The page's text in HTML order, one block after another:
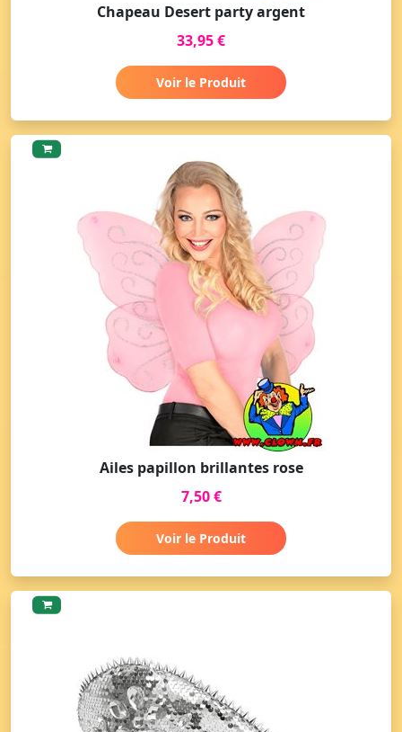
Chapeau Desert party argent
33,95 €
Voir le Produit
Ailes papillon brillantes rose
7,50 €
Voir le Produit